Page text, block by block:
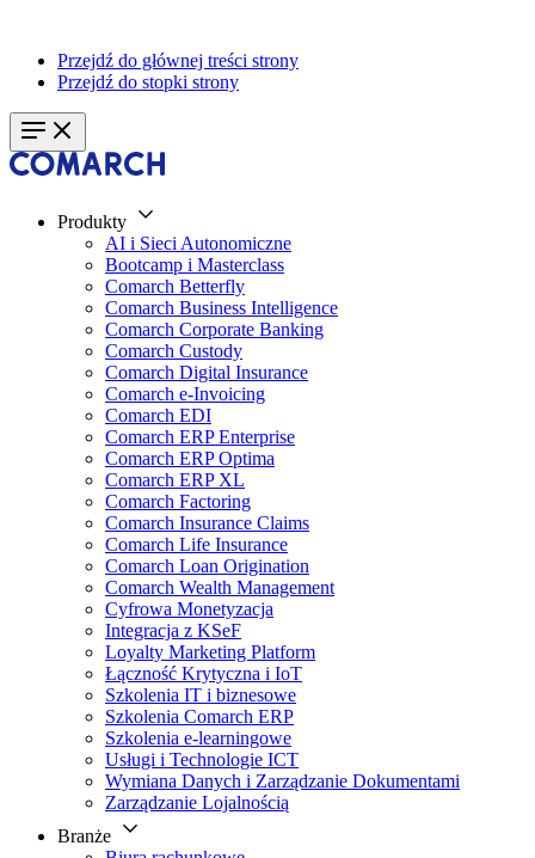
Przejdź do głównej treści strony
Przejdź do stopki strony
Produkty
AI i Sieci Autonomiczne
Bootcamp i Masterclass
Comarch Betterfly
Comarch Business Intelligence
Comarch Corporate Banking
Comarch Custody
Comarch Digital Insurance
Comarch e-Invoicing
Comarch EDI
Comarch ERP Enterprise
Comarch ERP Optima
Comarch ERP XL
Comarch Factoring
Comarch Insurance Claims
Comarch Life Insurance
Comarch Loan Origination
Comarch Wealth Management
Cyfrowa Monetyzacja
Integracja z KSeF
Loyalty Marketing Platform
Łączność Krytyczna i IoT
Szkolenia IT i biznesowe
Szkolenia Comarch ERP
Szkolenia e-learningowe
Usługi i Technologie ICT
Wymiana Danych i Zarządzanie Dokumentami
Zarządzanie Lojalnością
Branże